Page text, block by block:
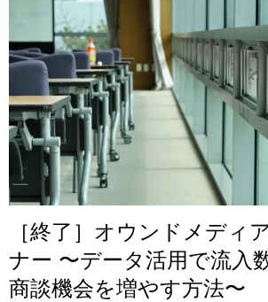
［終了］オウンドメディ
ナー 〜データ活用で流入
商談機会を増やす方法〜